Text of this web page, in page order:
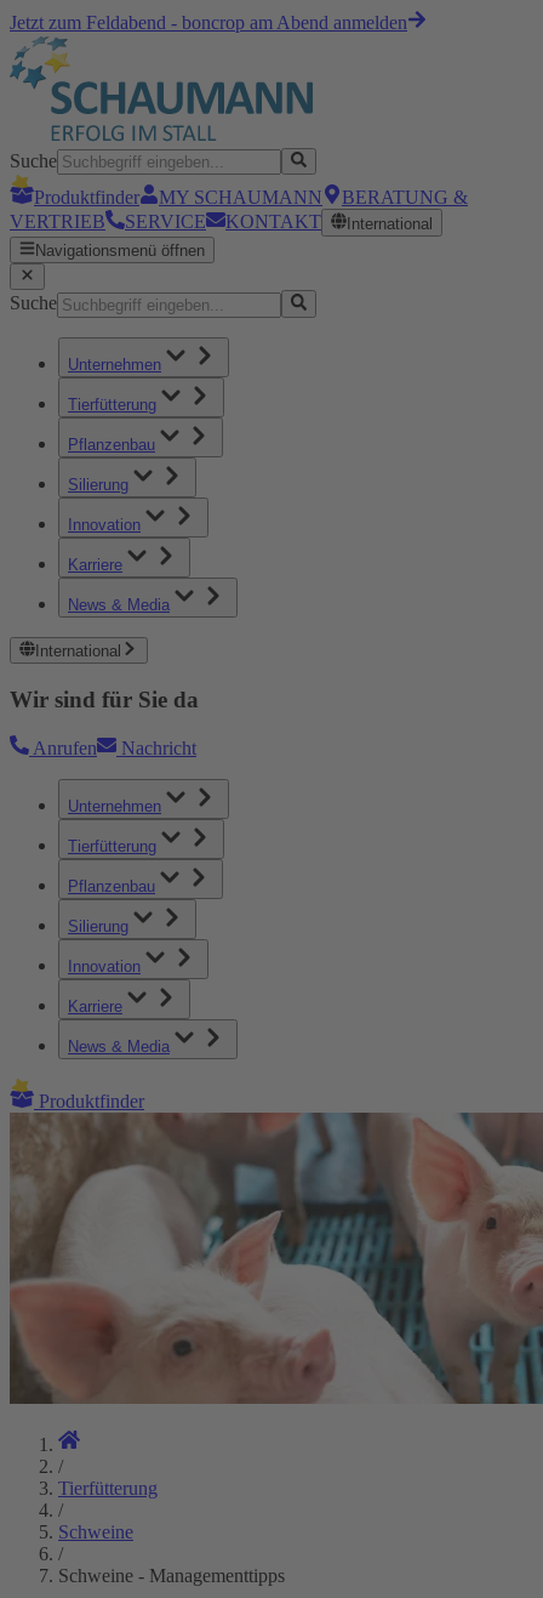
Jetzt zum Feldabend - boncrop am Abend anmelden
Suche
Produktfinder
MY SCHAUMANN
BERATUNG &
VERTRIEB
SERVICE KONTAKT
International
Navigationsmenü öffnen
Suche
Unternehmen
Tierfütterung
Pflanzenbau
Silierung
Innovation
Karriere
News & Media
International
Wir sind für Sie da
Anrufen Nachricht
Unternehmen
Tierfütterung
Pflanzenbau
Silierung
Innovation
Karriere
News & Media
Produktfinder
/
Tierfütterung
/
Schweine
/
Schweine - Managementtipps